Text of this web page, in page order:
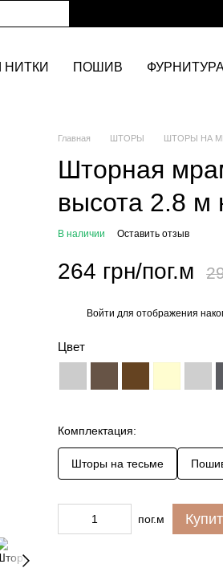
ПОШИВ
Главная ШТОРЫ ШТОРЫ НА
Шторная
высота 2.8 м
В наличии Оставить отзыв
264 грн/пог.м
Войти для отображения
Цвет
Комплектация:
Шторы на тесьме
пог.м